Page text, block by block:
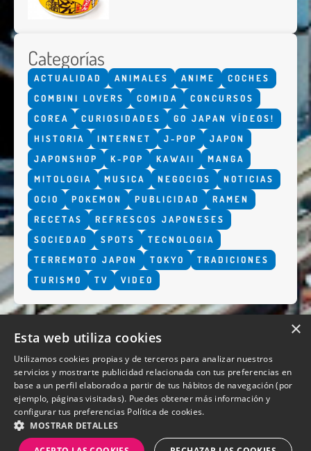
Categorías
ACTUALIDAD ANIMALES ANIME
COCHES
COMBINI LOVERS
COMIDA
CONCURSOS
COREA
CURIOSIDADES
GO JAPAN VÍDEOS!
HISTORIA
INTERNET J-POP
JAPON
JAPONSHOP
K-POP KAWAII
MANGA
MITOLOGIA
MUSICA NEGOCIOS
NOTICIAS
OCIO
POKEMON PUBLICIDAD
RAMEN
RECETAS
REFRESCOS JAPONESES
SOCIEDAD
SPOTS
TECNOLOGIA
TERREMOTO JAPON
TOKYO
TRADICIONES
TURISMO
TV VIDEO
QUIENES SOMOS
×
Esta web utiliza cookies
Utilizamos cookies propias y de terceros para analizar nuestros
servicios y mostrarte publicidad relacionada con tus preferencias en
base a un perfil elaborado a partir de tus hábitos de navegación (por
ejemplo, páginas visitadas). Puedes obtener más información y
configurar tus preferencias Política de cookies.
MOSTRAR DETALLES